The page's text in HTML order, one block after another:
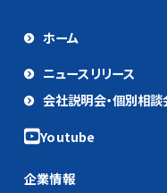
ホーム
ニュースリリース
会社説明会・個別相談
企業情報